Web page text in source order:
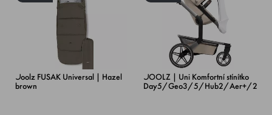
Joolz FUSAK Universal | Hazel
brown
JOOLZ | Uni Komfortní stínítko
Day5/Geo3/5/Hub2/Aer+/2